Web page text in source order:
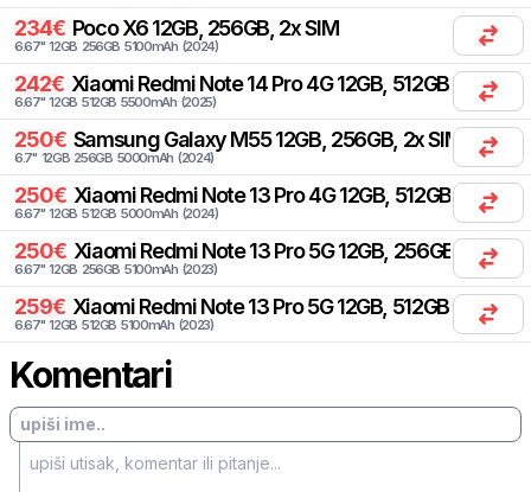
234€ Poco X6 12GB, 256GB, 2x SIM
6.67" 12GB 256GB 5100mAh (2024)
242€ Xiaomi Redmi Note 14 Pro 4G 12GB, 512GB, 2x SIM
6.67" 12GB 512GB 5500mAh (2025)
250€ Samsung Galaxy M55 12GB, 256GB, 2x SIM
6.7" 12GB 256GB 5000mAh (2024)
250€ Xiaomi Redmi Note 13 Pro 4G 12GB, 512GB, 2x SIM
6.67" 12GB 512GB 5000mAh (2024)
250€ Xiaomi Redmi Note 13 Pro 5G 12GB, 256GB, 2x SIM
6.67" 12GB 256GB 5100mAh (2023)
259€ Xiaomi Redmi Note 13 Pro 5G 12GB, 512GB
6.67" 12GB 512GB 5100mAh (2023)
Komentari